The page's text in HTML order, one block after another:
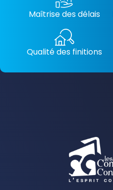
Maîtrise des délais
Qualité des finitions